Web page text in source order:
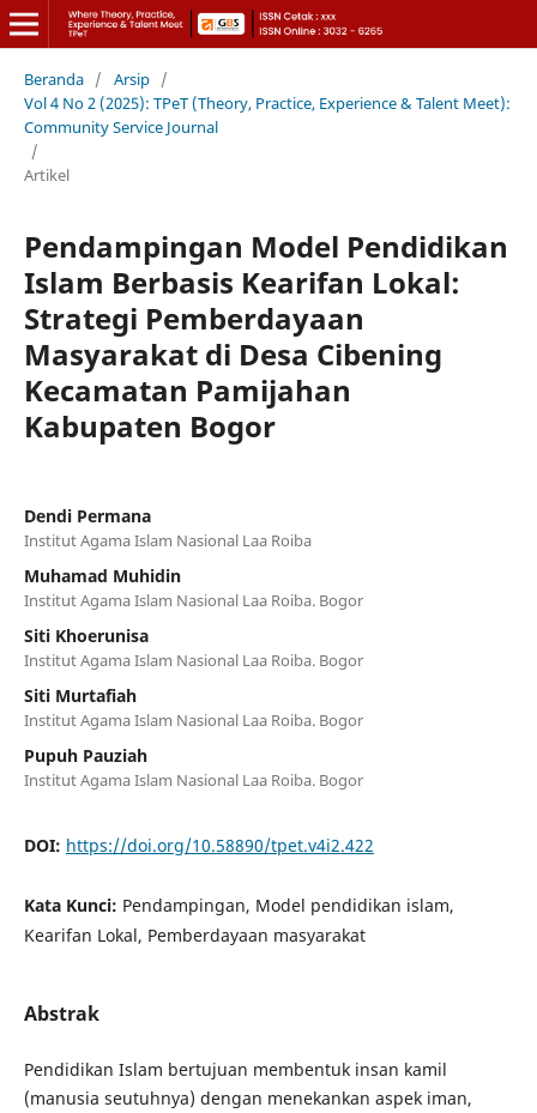
Beranda / Arsip /
Vol 4 No 2 (2025): TPeT (Theory, Practice, Experience & Talent Meet):
Community Service Journal
/
Artikel
Pendampingan Model Pendidikan
Islam Berbasis Kearifan Lokal:
Strategi Pemberdayaan
Masyarakat di Desa Cibening
Kecamatan Pamijahan
Kabupaten Bogor
Dendi Permana
Institut Agama Islam Nasional Laa Roiba
Muhamad Muhidin
Institut Agama Islam Nasional Laa Roiba. Bogor
Siti Khoerunisa
Institut Agama Islam Nasional Laa Roiba. Bogor
Siti Murtafiah
Institut Agama Islam Nasional Laa Roiba. Bogor
Pupuh Pauziah
Institut Agama Islam Nasional Laa Roiba. Bogor
DOI: https://doi.org/10.58890/tpet.v4i2.422
Kata Kunci: Pendampingan, Model pendidikan islam,
Kearifan Lokal, Pemberdayaan masyarakat
Abstrak
Pendidikan Islam bertujuan membentuk insan kamil
(manusia seutuhnya) dengan menekankan aspek iman,